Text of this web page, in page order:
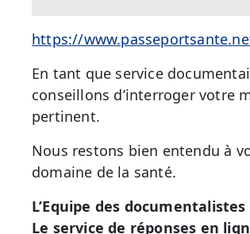
https://
En tant que service
conseillons d’interroger votre
pertinent.
Nous restons bien entendu à
domaine de la santé.
L’Equipe des
Le service de réponses en